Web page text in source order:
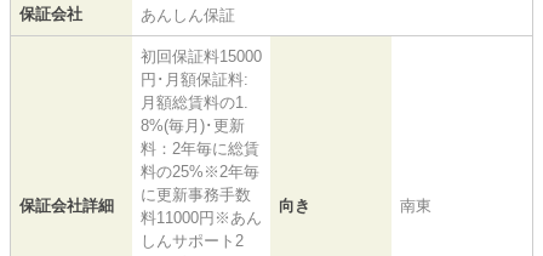
保証会社 あんしん保証
保証会社詳細
初回保証料15000
円･月額保証料:
月額総賃料の1.
8%(毎月)･更新
料：2年毎に総賃
料の25%※2年毎
に更新事務手数
料11000円※あん
しんサポート2
向き 南東